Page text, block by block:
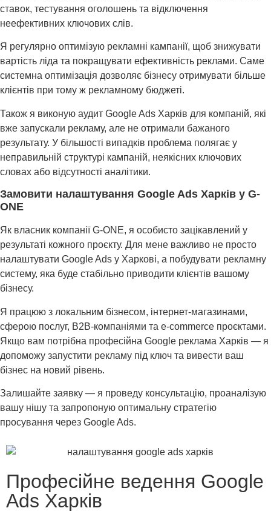
ставок, тестування оголошень та відключення
неефективних ключових слів.
Я регулярно оптимізую рекламні кампанії, щоб знижувати
вартість ліда та покращувати ефективність реклами. Саме
системна оптимізація дозволяє бізнесу отримувати більше
клієнтів при тому ж рекламному бюджеті.
Також я виконую аудит Google Ads Харків для компаній, які
вже запускали рекламу, але не отримали бажаного
результату. У більшості випадків проблема полягає у
неправильній структурі кампаній, неякісних ключових
словах або відсутності аналітики.
Замовити налаштування Google Ads Харків у G-
ONE
Як власник компанії G-ONE, я особисто зацікавлений у
результаті кожного проєкту. Для мене важливо не просто
налаштувати Google Ads у Харкові, а побудувати рекламну
систему, яка буде стабільно приводити клієнтів вашому
бізнесу.
Я працюю з локальним бізнесом, інтернет-магазинами,
сферою послуг, B2B-компаніями та e-commerce проєктами.
Якщо вам потрібна професійна Google реклама Харків — я
допоможу запустити рекламу під ключ та вивести ваш
бізнес на новий рівень.
Залишайте заявку — я проведу консультацію, проаналізую
вашу нішу та запропоную оптимальну стратегію
просування через Google Ads.
Професійне ведення Google
Ads Харків